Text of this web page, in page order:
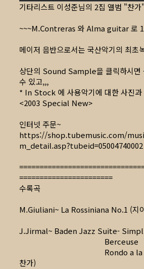
기타리스트 이성준님의 2집 앨범 "찬
~~~M.Contreras 와 Alma guitar 로
메이저 음반으로서는 국산악기의 최초
상단의 Sound Sample을 클릭하시면
수 있고,,,
* In Stock 에 사용악기에 대한 사진과
<2003 Special New>
인터넷 주문~
https://shop.tubemusic.com/
m_detail.asp?tubeid=05004740002
=======================
수록곡
M.Giuliani~ La Rossiniana No.1 (지
J.Jirmal~ Baden Jazz Suite-
Berceuse
Rondo a la Samba
찬가)